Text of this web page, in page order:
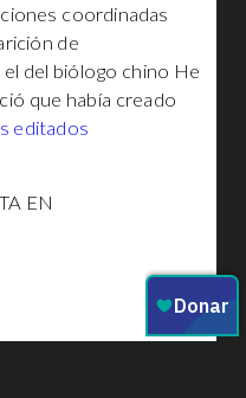
coordinadas
de
del biólogo chino He
que había creado
editados
EN